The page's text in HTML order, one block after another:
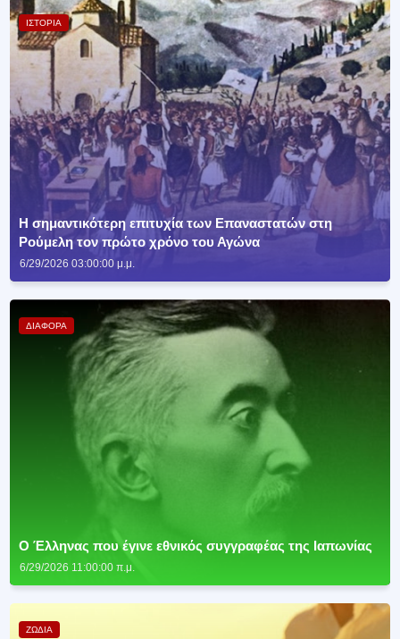
ΙΣΤΟΡΙΑ
Η σημαντικότερη επιτυχία των Επαναστατών στη
Ρούμελη τον πρώτο χρόνο του Αγώνα
6/29/2026 03:00:00 μ.μ.
ΔΙΑΦΟΡΑ
Ο Έλληνας που έγινε εθνικός συγγραφέας της Ιαπωνίας
6/29/2026 11:00:00 π.μ.
ΖΩΔΙΑ